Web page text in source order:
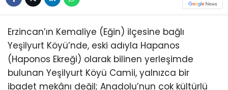
Erzincan’ın Kemaliye (Eğin) ilçesine bağlı
Yeşilyurt Köyü’nde, eski adıyla Hapanos
(Haponos Ekreği) olarak bilinen yerleşimde
bulunan Yeşilyurt Köyü Camii, yalnızca bir
ibadet mekânı değil; Anadolu’nun çok kültürlü